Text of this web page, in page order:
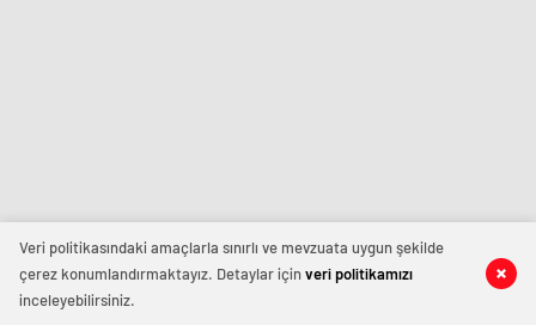
Veri politikasındaki amaçlarla sınırlı ve mevzuata uygun şekilde
çerez konumlandırmaktayız. Detaylar içinveri politikamızı
inceleyebilirsiniz.